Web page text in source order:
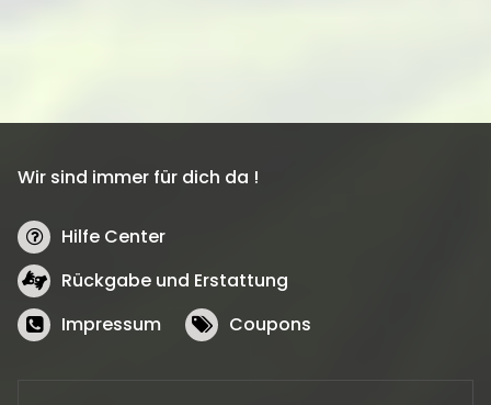
Wir sind immer für dich da !
Hilfe Center
Rückgabe und Erstattung
Impressum
Coupons